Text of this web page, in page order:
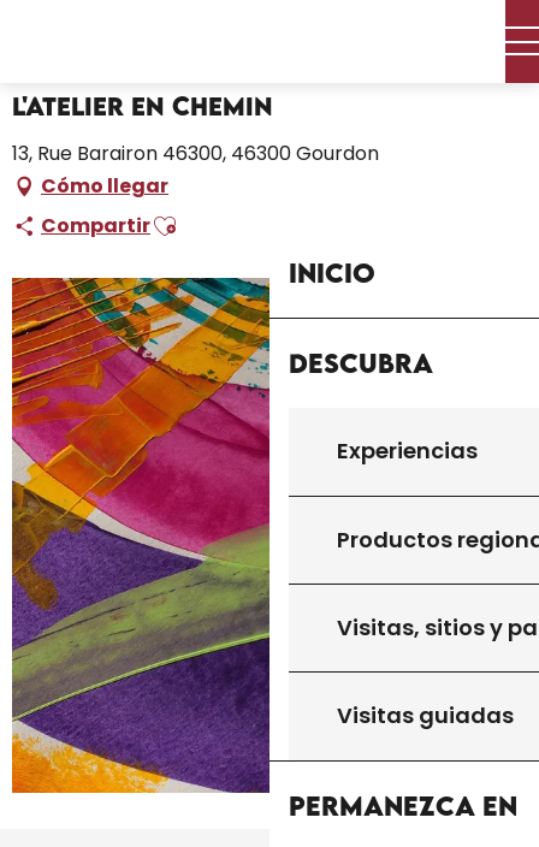
principal
Inicio
Descubra
Experiencias
Productos
Visitas, sitios y
Visitas guiadas
Permanezca en
L'atelier en chemin
13, Rue Barairon 46300, 46300 Gourdon
Cómo llegar
CompartirAjouter aux favoris